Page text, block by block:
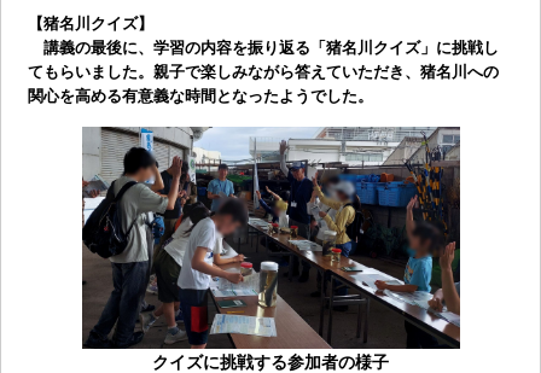
【猪名川クイズ】
講義の最後に、学習の内容を振り返る「猪名川クイズ」に挑戦し
てもらいました。親子で楽しみながら答えていただき、猪名川への
関心を高める有意義な時間となったようでした。
クイズに挑戦する参加者の様子